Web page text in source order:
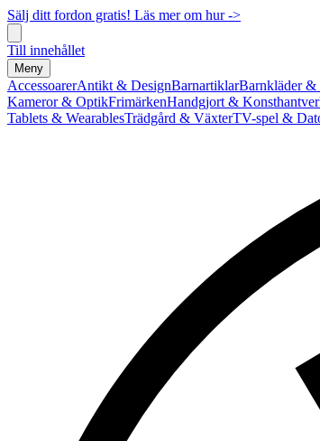
Sälj ditt fordon gratis! Läs mer om hur ->
Till innehållet
Meny
AccessoarerAntikt & DesignBarnartiklarBarnkläder &
Kameror & OptikFrimärkenHandgjort &
Tablets & WearablesTrädgård & VäxterTV-spel &